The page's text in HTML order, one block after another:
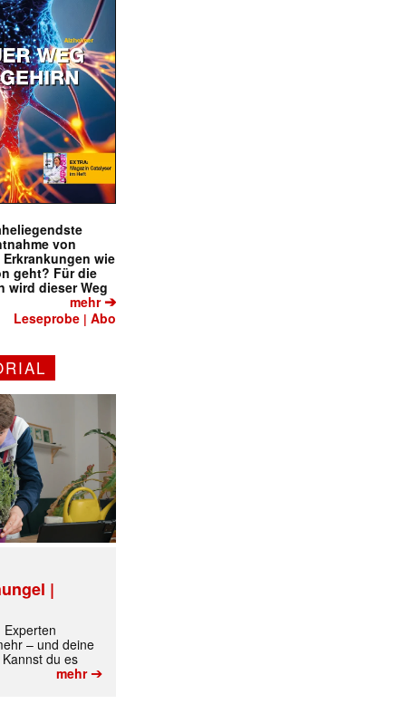
von
wie
geht? Für die
wird dieser Weg
mehr➔
Leseprobe |Abo
|
Experten
– und deine
du es
mehr➔